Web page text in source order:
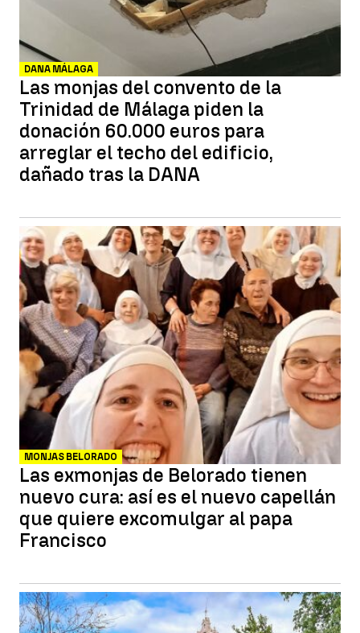
DANA MÁLAGA
Las monjas del convento de la
Trinidad de Málaga piden la
donación 60.000 euros para
arreglar el techo del edificio,
dañado tras la DANA
MONJAS BELORADO
Las exmonjas de Belorado tienen
nuevo cura: así es el nuevo capellán
que quiere excomulgar al papa
Francisco